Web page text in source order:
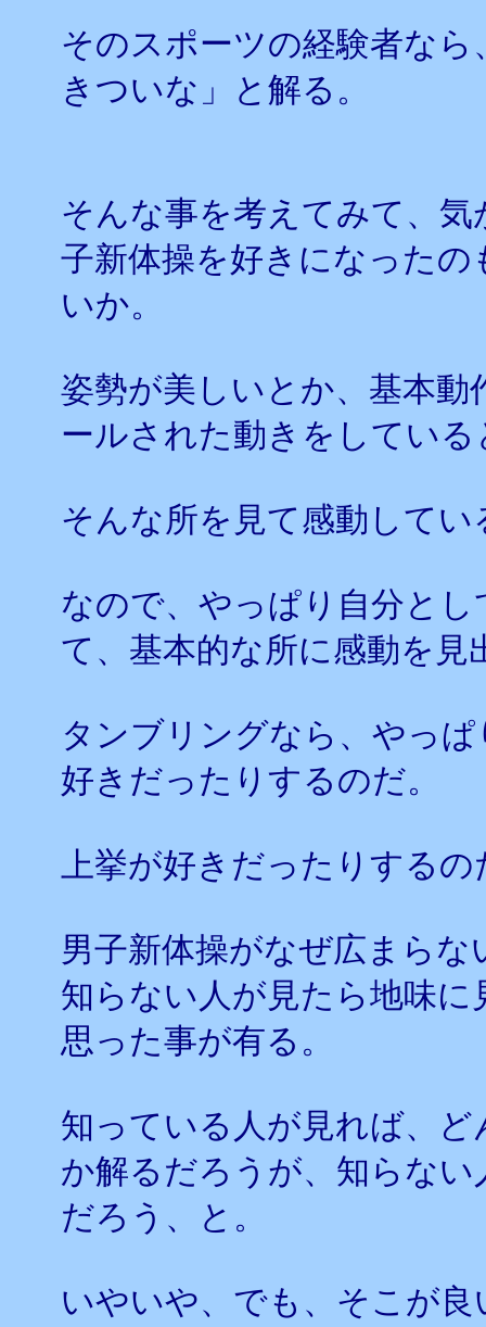
そのスポーツの経験者な
きついな」と解る。
そんな事を考えてみて、
子新体操を好きになった
いか。
姿勢が美しいとか、基本
ールされた動きをしている
そんな所を見て感動して
なので、やっぱり自分と
て、基本的な所に感動を見
タンブリングなら、やっ
好きだったりするのだ。
上挙が好きだったりするの
男子新体操がなぜ広まら
知らない人が見たら地味
思った事が有る。
知っている人が見れば、
か解るだろうが、知らな
だろう、と。
いやいや、でも、そこが